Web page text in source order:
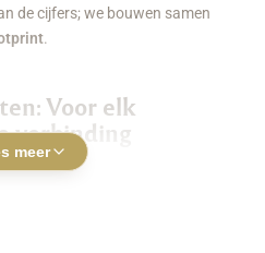
de cijfers; we bouwen samen
.
Voor elk
verbinding
meer